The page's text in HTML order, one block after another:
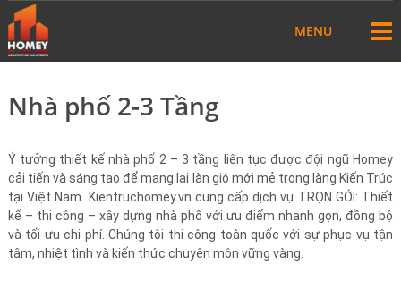
MENU
Nhà phố 2-3 Tầng
Ý tưởng thiết kế nhà phố 2 – 3 tầng liên tục được đội ngũ Homey
cải tiến và sáng tạo để mang lại làn gió mới mẻ trong làng Kiến Trúc
tại Việt Nam. Kientruchomey.vn cung cấp dịch vụ TRỌN GÓI: Thiết
kế – thi công – xây dựng nhà phố với ưu điểm nhanh gọn, đồng bộ
và tối ưu chi phí. Chúng tôi thi công toàn quốc với sự phục vụ tận
tâm, nhiệt tình và kiến thức chuyên môn vững vàng.